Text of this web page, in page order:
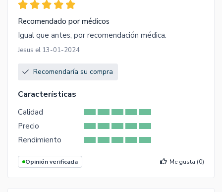
Recomendado por médicos
Igual que antes, por recomendación médica.
Jesus el 13-01-2024
Recomendaría su compra
Características
Calidad
Precio
Rendimiento
Opinión verificada Me gusta (0)